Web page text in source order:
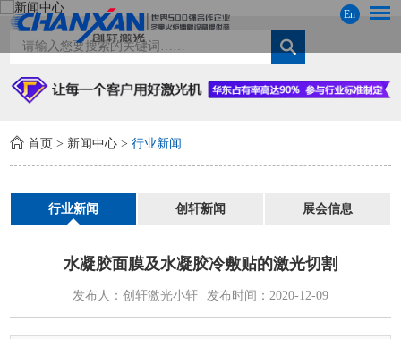
En
首页 > 新闻中心 >行业新闻
行业新闻 创轩新闻 展会信息
水凝胶面膜及水凝胶冷敷贴的激光切割
发布人：创轩激光小轩 发布时间：2020-12-09